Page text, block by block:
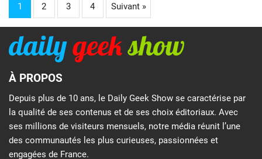
1 2 3 4 Suivant »
À PROPOS
Depuis plus de 10 ans, le Daily Geek Show se caractérise par
la qualité de ses contenus et de ses choix éditoriaux. Avec
ses millions de visiteurs mensuels, notre média réunit l’une
des communautés les plus curieuses, passionnées et
engagées de France.